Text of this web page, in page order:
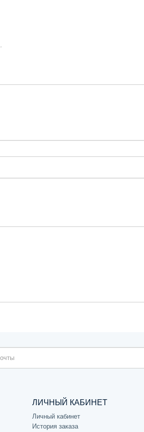
ЛИЧНЫЙ КАБИНЕТ
Личный кабинет
История заказа